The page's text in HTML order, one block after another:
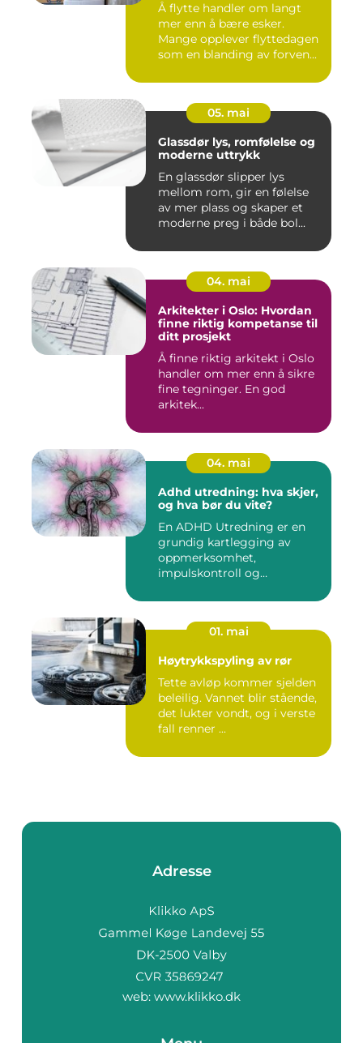
Å flytte handler om langt
mer enn å bære esker.
Mange opplever flyttedagen
som en blanding av forven...
05. mai
Glassdør lys, romfølelse og
moderne uttrykk
En glassdør slipper lys
mellom rom, gir en følelse
av mer plass og skaper et
moderne preg i både bol...
04. mai
Arkitekter i Oslo: Hvordan
finne riktig kompetanse til
ditt prosjekt
Å finne riktig arkitekt i Oslo
handler om mer enn å sikre
fine tegninger. En god
arkitek...
04. mai
Adhd utredning: hva skjer,
og hva bør du vite?
En ADHD Utredning er en
grundig kartlegging av
oppmerksomhet,
impulskontroll og
01. mai
Høytrykkspyling av rør
Tette avløp kommer sjelden
beleilig. Vannet blir stående,
det lukter vondt, og i verste
fall renner ...
Adresse
web: www.klikko.dk